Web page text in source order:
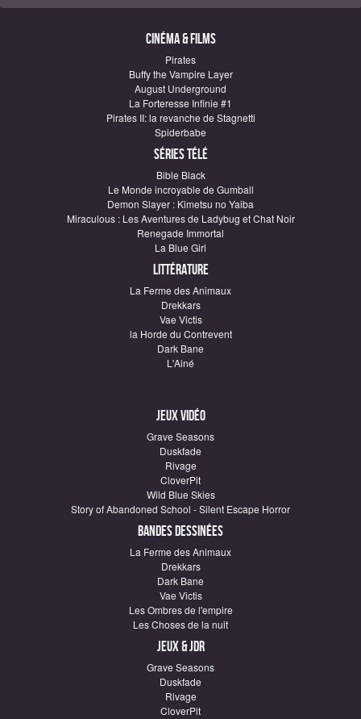
Cinéma & Films
Pirates
Buffy the Vampire Layer
August Underground
La Forteresse Infinie #1
Pirates II: la revanche de Stagnetti
Spiderbabe
Séries télé
Bible Black
Le Monde incroyable de Gumball
Demon Slayer : Kimetsu no Yaiba
Miraculous : Les Aventures de Ladybug et Chat Noir
Renegade Immortal
La Blue Girl
Littérature
La Ferme des Animaux
Drekkars
Vae Victis
la Horde du Contrevent
Dark Bane
L'Ainé
Jeux vidéo
Grave Seasons
Duskfade
Rivage
CloverPit
Wild Blue Skies
Story of Abandoned School - Silent Escape Horror
Bandes dessinées
La Ferme des Animaux
Drekkars
Dark Bane
Vae Victis
Les Ombres de l'empire
Les Choses de la nuit
Jeux & JDR
Grave Seasons
Duskfade
Rivage
CloverPit